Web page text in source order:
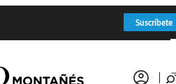
Suscríbete